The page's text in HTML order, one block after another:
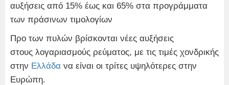
αυξήσεις από 15% έως και 65% στα προγράμματα
των πράσινων τιμολογίων
Προ των πυλών βρίσκονται νέες αυξήσεις
στους λογαριασμούς ρεύματος, με τις τιμές χονδρικής
στην Ελλάδα να είναι οι τρίτες υψηλότερες στην
Ευρώπη.